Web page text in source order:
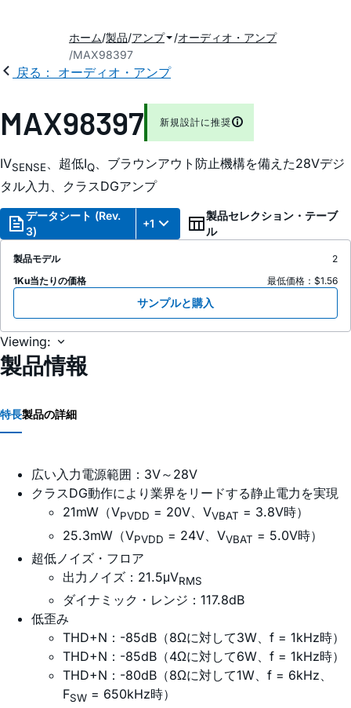
ホーム 製品 アンプ
オーディオ・アンプ
MAX98397
戻る： オーディオ・アンプ
MAX98397 新規設計に推奨
IVSENSE、超低IQ、ブラウンアウト防止機構を備えた28Vデジ
タル入力、クラスDGアンプ
データシート (Rev.
3)
+1
製品セレクション・テーブ
ル
製品モデル
2
1Ku当たりの価格
最低価格：$1.56
サンプルと購入
Viewing:
製品情報
特長製品の詳細
広い入力電源範囲：3V～28V
クラスDG動作により業界をリードする静止電力を実現
21mW（VPVDD = 20V、VVBAT = 3.8V時）
25.3mW（VPVDD = 24V、VVBAT = 5.0V時）
超低ノイズ・フロア
出力ノイズ：21.5μVRMS
ダイナミック・レンジ：117.8dB
低歪み
THD+N：-85dB（8Ωに対して3W、f = 1kHz時）
THD+N：-85dB（4Ωに対して6W、f = 1kHz時）
THD+N：-80dB（8Ωに対して1W、f = 6kHz、
FSW = 650kHz時）